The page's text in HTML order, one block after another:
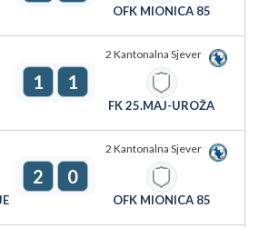
OFK MIONICA 85
2 Kantonalna Sjever
1 1
FK 25.MAJ-UROŽA
2 Kantonalna Sjever
2 0
OFK MIONICA 85